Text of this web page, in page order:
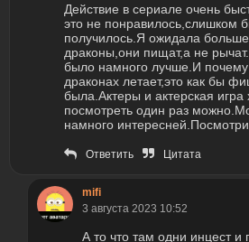
Действие в сериале очень
это не понравилось,слишком
получилось.Я ожидала
драконы,они пищат,а не
было намного лучше.И почему
драконах летает,это как бы
была.Актеры и актерская
посмотреть один раз
намного
Ответить Цитата
mifi
3 августа 2023 10:52
А то что там одни инцест и